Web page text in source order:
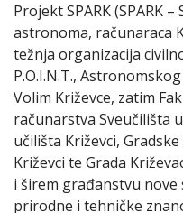
Projekt SPARK (SPARK
astronoma, računaraca
težnja organizacija
P.O.I.N.T.,
Volim Križevce, zatim
računarstva Sveučilišta
učilišta Križevci,
Križevci te Grada
i širem građanstvu
prirodne i tehničke